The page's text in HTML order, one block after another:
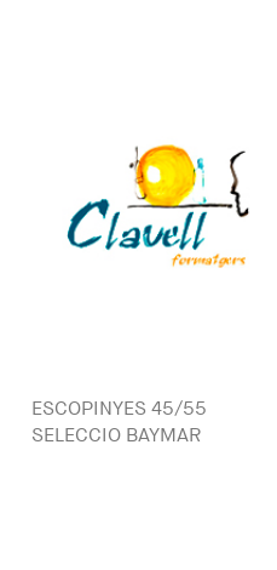
ESCOPINYES 45/55
SELECCIO BAYMAR